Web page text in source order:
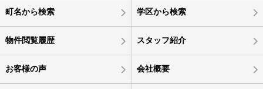
町名から検索 学区から検索
物件閲覧履歴 スタッフ紹介
お客様の声 会社概要